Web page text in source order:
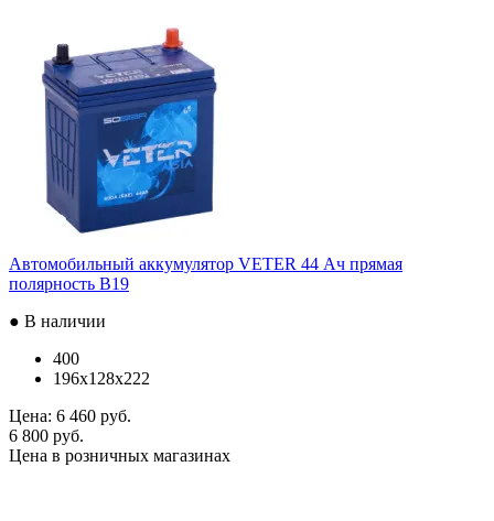
Автомобильный аккумулятор VETER 44 Ач прямая
полярность B19
● В наличии
400
196x128x222
Цена: 6 460 руб.
6 800 руб.
Цена в розничных магазинах